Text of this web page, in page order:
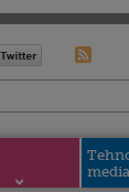
media